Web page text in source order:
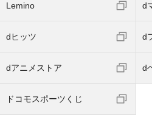
Lemino d
dヒッツ d
dアニメストア d
ドコモスポーツくじ